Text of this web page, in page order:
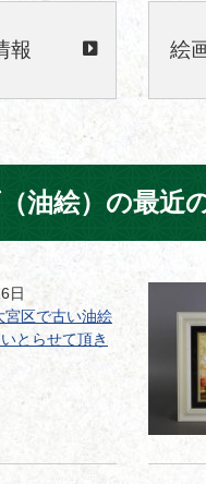
報 絵
油絵）の最近
日
宮区で古い油絵
とらせて頂き